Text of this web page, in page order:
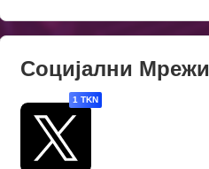
Социјални Мрежи
1 TKN